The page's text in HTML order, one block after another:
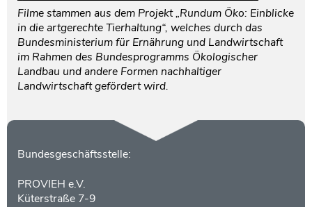
Filme stammen aus dem Projekt „Rundum Öko: Einblicke
in die artgerechte Tierhaltung“, welches durch das
Bundesministerium für Ernährung und Landwirtschaft
im Rahmen des Bundesprogramms Ökologischer
Landbau und andere Formen nachhaltiger
Landwirtschaft gefördert wird.
Kontakt
Bundesgeschäftsstelle:
PROVIEH e.V.
Küterstraße 7-9